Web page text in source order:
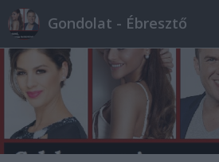
Gondolat - Ébresztő